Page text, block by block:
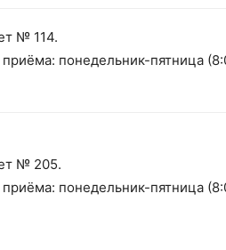
№ 114.
понедельник-пятница
№ 205.
понедельник-пятница